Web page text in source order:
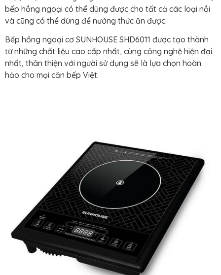
bếp hồng ngoại có thể dùng được cho tất cả các loại nồi
và cũng có thể dùng để nướng thức ăn được.
Bếp hồng ngoại cơ SUNHOUSE SHD6011 được tạo thành
từ những chất liệu cao cấp nhất, cùng công nghệ hiện đại
nhất, thân thiện với người sử dụng sẽ là lựa chọn hoàn
hảo cho mọi căn bếp Việt.